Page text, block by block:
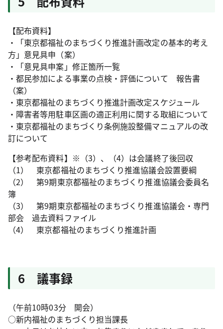
【配布資料】
・「東京都福祉のまちづくり推進計画改定の基本的考え
方」意見具申（案）
・「意見具申案」修正箇所一覧
・都民参加による事業の点検・評価について 報告書
（案）
・東京都福祉のまちづくり推進計画改定スケジュール
・障害者等用駐車区画の適正利用に関する取組について
・東京都福祉のまちづくり条例施設整備マニュアルの改
訂について
【参考配布資料】※（3）、（4）は会議終了後回収
（1） 東京都福祉のまちづくり推進協議会設置要綱
（2） 第9期東京都福祉のまちづくり推進協議会委員名
簿
（3） 第9期東京都福祉のまちづくり推進協議会・専門
部会 過去資料ファイル
（4） 東京都福祉のまちづくり推進計画
6 議事録
（午前10時03分 開会）
○新内福祉のまちづくり担当課長